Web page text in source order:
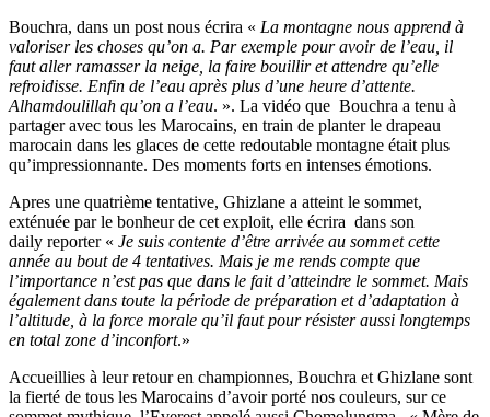
Bouchra, dans un post nous écrira « La montagne nous apprend à
valoriser les choses qu’on a. Par exemple pour avoir de l’eau, il
faut aller ramasser la neige, la faire bouillir et attendre qu’elle
refroidisse. Enfin de l’eau après plus d’une heure d’attente.
Alhamdoulillah qu’on a l’eau. ». La vidéo que Bouchra a tenu à
partager avec tous les Marocains, en train de planter le drapeau
marocain dans les glaces de cette redoutable montagne était plus
qu’impressionnante. Des moments forts en intenses émotions.
Apres une quatrième tentative, Ghizlane a atteint le sommet,
exténuée par le bonheur de cet exploit, elle écrira dans son
daily reporter « Je suis contente d’être arrivée au sommet cette
année au bout de 4 tentatives. Mais je me rends compte que
l’importance n’est pas que dans le fait d’atteindre le sommet. Mais
également dans toute la période de préparation et d’adaptation à
l’altitude, à la force morale qu’il faut pour résister aussi longtemps
en total zone d’inconfort.»
Accueillies à leur retour en championnes, Bouchra et Ghizlane sont
la fierté de tous les Marocains d’avoir porté nos couleurs, sur ce